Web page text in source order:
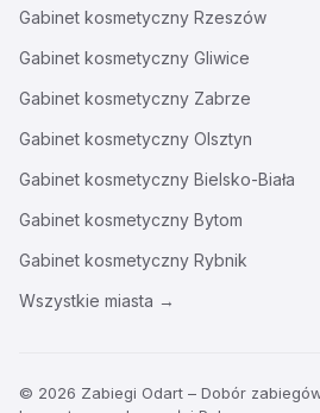
Gabinet kosmetyczny Rzeszów
Gabinet kosmetyczny Gliwice
Gabinet kosmetyczny Zabrze
Gabinet kosmetyczny Olsztyn
Gabinet kosmetyczny Bielsko-Biała
Gabinet kosmetyczny Bytom
Gabinet kosmetyczny Rybnik
Wszystkie miasta →
© 2026 Zabiegi Odart – Dobór